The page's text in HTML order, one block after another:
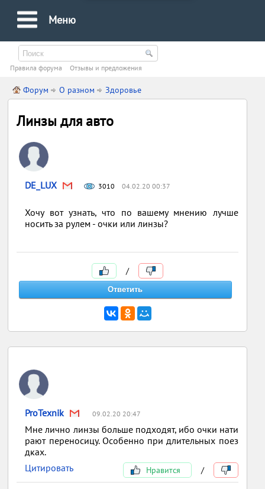
Меню
Правила форума Oтзывы и предложения
Форум О разном Здоровье
Линзы для авто
DE_LUX 3010 04.02.20 00:37
Хочу вот узнать, что по вашему мнению лучше
носить за рулем - очки или линзы?
/
ProTexnik 09.02.20 20:47
Мне лично линзы больше подходят, ибо очки нати
рают переносицу. Особенно при длительных поез
дках.
Цитировать
Нравится /